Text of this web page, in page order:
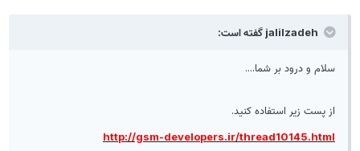
jalilzadeh گفته است:
سلام و درود بر شما....
از پست زیر استفاده کنید.
http://gsm-developers.ir/thread10145.html